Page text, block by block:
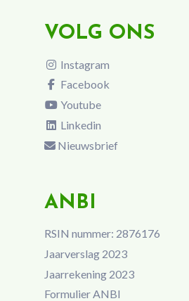
VOLG ONS
Instagram
Facebook
Youtube
Linkedin
Nieuwsbrief
ANBI
RSIN nummer: 2876176
Jaarverslag 2023
Jaarrekening 2023
Formulier ANBI